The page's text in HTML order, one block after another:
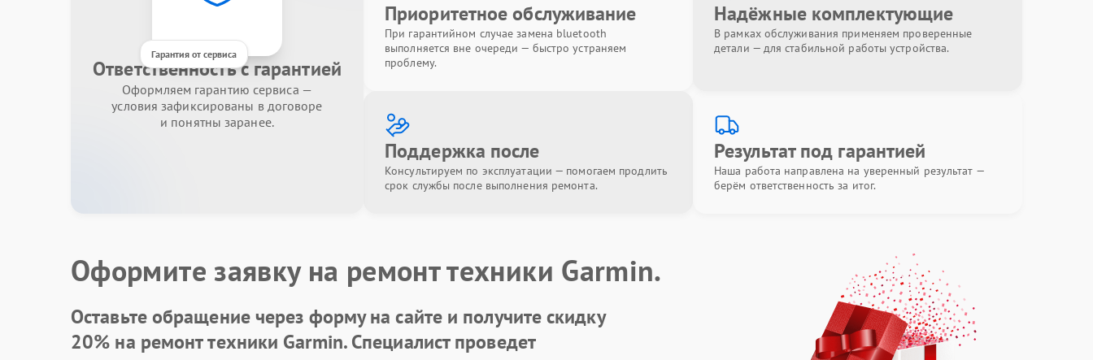
Гарантия от сервиса
Ответственность с гарантией
Оформляем гарантию сервиса —
условия зафиксированы в договоре
и понятны заранее.
Приоритетное обслуживание
При гарантийном случае замена bluetooth
выполняется вне очереди — быстро устраняем
проблему.
Надёжные комплектующие
В рамках обслуживания применяем проверенные
детали — для стабильной работы устройства.
Поддержка после
Консультируем по эксплуатации — помогаем продлить
срок службы после выполнения ремонта.
Результат под гарантией
Наша работа направлена на уверенный результат —
берём ответственность за итог.
Оформите заявку на ремонт техники Garmin.
Оставьте обращение через форму на сайте и получите скидку
20% на ремонт техники Garmin. Специалист проведет